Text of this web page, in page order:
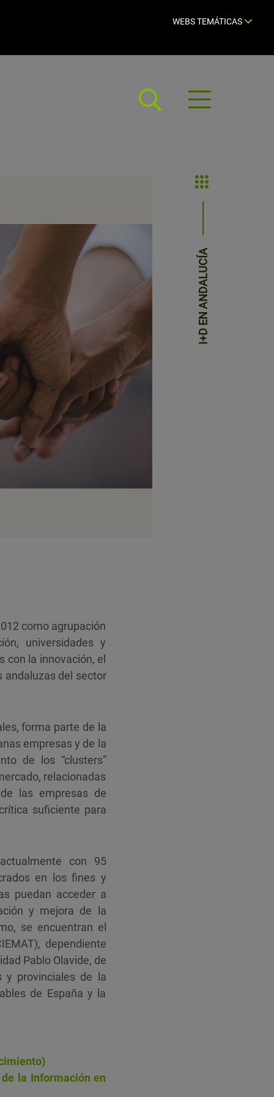
WEBS TEMÁTICAS
Abrir
menú
I+D EN ANDALUCÍA
como agrupación
universidades y
la innovación, el
andaluzas del sector
forma parte de la
empresas y de la
de los “clusters”
relacionadas
las empresas de
suficiente para
con 95
en los fines y
puedan acceder a
y mejora de la
se encuentran el
dependiente
Pablo Olavide, de
y provinciales de la
de España y la
la Información en